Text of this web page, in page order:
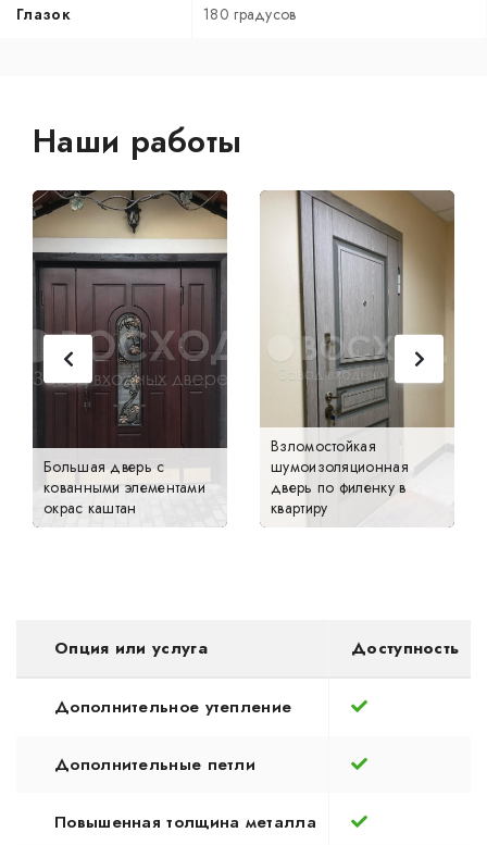
Глазок 180 градусов
Наши работы
Большая дверь с
кованными элементами
окрас каштан
Взломостойкая
шумоизоляционная
дверь по филенку в
квартиру
Опция или услуга Доступность
Дополнительное утепление
Дополнительные петли
Повышенная толщина металла